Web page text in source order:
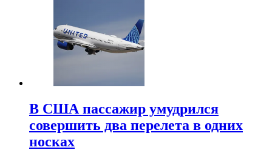
В США пассажир умудрился
совершить два перелета в одних
носках